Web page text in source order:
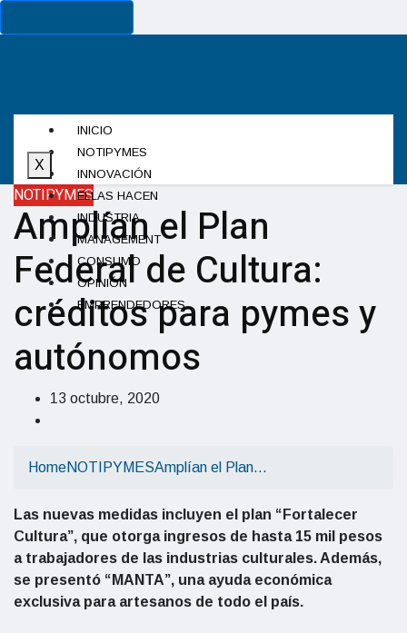
INICIO
NOTIPYMES
INNOVACIÓN
ELLAS HACEN
INDUSTRIA
MANAGEMENT
CONSUMO
OPINIÓN
EMPRENDEDORES
X
NOTIPYMES
Amplían el Plan
Federal de Cultura:
créditos para pymes y
autónomos
13 octubre, 2020
HomeNOTIPYMESAmplían el Plan…
Las nuevas medidas incluyen el plan “Fortalecer
Cultura”, que otorga ingresos de hasta 15 mil pesos
a trabajadores de las industrias culturales. Además,
se presentó “MANTA”, una ayuda económica
exclusiva para artesanos de todo el país.